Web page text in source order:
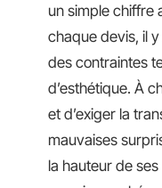
un simple chiffre
chaque devis, il
des contraintes
d’esthétique. À
et d’exiger la
mauvaises
la hauteur de